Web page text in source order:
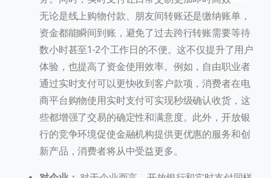
无论是线上购物付款、朋友间转账还是缴纳账单，
资金都能瞬间到账，避免了过去跨行转账需要等待
数小时甚至1-2个工作日的不便。这不仅提升了用户
体验，也提高了资金使用效率。例如，自由职业者
通过实时支付可以更快收到客户款项，消费者在电
商平台购物使用实时支付可实现秒级确认收货，这
些都增强了交易的确定性和满意度。此外，开放银
行的竞争环境促使金融机构提供更优惠的服务和创
新产品，消费者将从中受益更多。